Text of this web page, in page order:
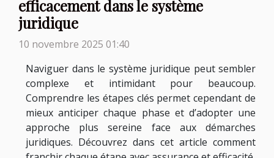
efficacement dans le système
juridique
10 novembre 2025 01:40
Naviguer dans le système juridique peut sembler
complexe et intimidant pour beaucoup.
Comprendre les étapes clés permet cependant de
mieux anticiper chaque phase et d’adopter une
approche plus sereine face aux démarches
juridiques. Découvrez dans cet article comment